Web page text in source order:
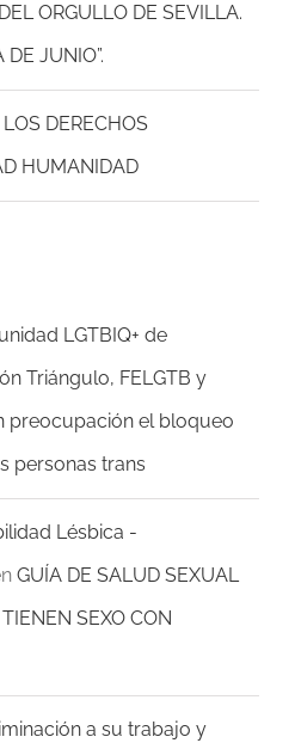
ORGULLO DE SEVILLA.
DE JUNIO”.
DERECHOS
HUMANIDAD
LGTBIQ+ de
Triángulo, FELGTB y
preocupación el bloqueo
personas trans
Lésbica -
GUÍA DE SALUD SEXUAL
SEXO CON
a su trabajo y